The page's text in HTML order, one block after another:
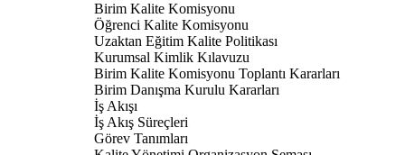
Birim Kalite Komisyonu
Öğrenci Kalite Komisyonu
Uzaktan Eğitim Kalite Politikası
Kurumsal Kimlik Kılavuzu
Birim Kalite Komisyonu Toplantı Kararları
Birim Danışma Kurulu Kararları
İş Akışı
İş Akış Süreçleri
Görev Tanımları